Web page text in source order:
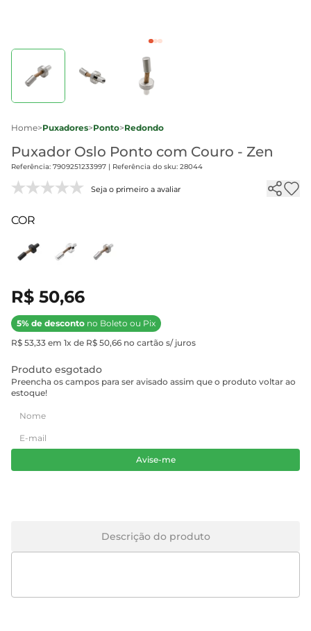
Home>Puxadores>Ponto>Redondo
Puxador Oslo Ponto com Couro - Zen
Referência: 7909251233997 | Referência do sku: 28044
Seja o primeiro a avaliar
COR
R$ 50,66
5% de desconto no Boleto ou Pix
R$ 53,33 em 1x de R$ 50,66 no cartão s/ juros
Produto esgotado
Preencha os campos para ser avisado assim que o produto voltar ao
estoque!
Avise-me
Descrição do produto